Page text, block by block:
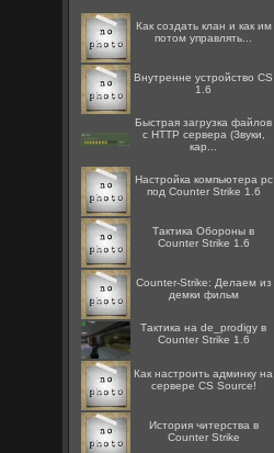
Как создать клан и как им
потом управлять...
Внутренне устройство CS
1.6
Быстрая загрузка файлов
с HTTP сервера (Звуки,
кар...
Настройка компьютера pc
под Counter Strike 1.6
Тактика Обороны в
Counter Strike 1.6
Counter-Strike: Делаем из
демки фильм
Тактика на de_prodigy в
Counter Strike 1.6
Как настроить админку на
сервере CS Source!
История читерства в
Counter Strike